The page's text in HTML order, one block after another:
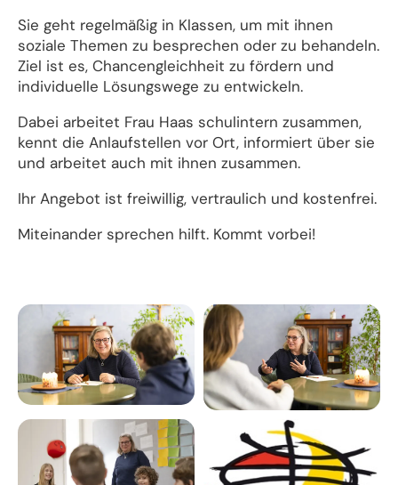
Sie geht regelmäßig in Klassen, um mit ihnen
soziale Themen zu besprechen oder zu behandeln.
Ziel ist es, Chancengleichheit zu fördern und
individuelle Lösungswege zu entwickeln.
Dabei arbeitet Frau Haas schulintern zusammen,
kennt die Anlaufstellen vor Ort, informiert über sie
und arbeitet auch mit ihnen zusammen.
Ihr Angebot ist freiwillig, vertraulich und kostenfrei.
Miteinander sprechen hilft. Kommt vorbei!